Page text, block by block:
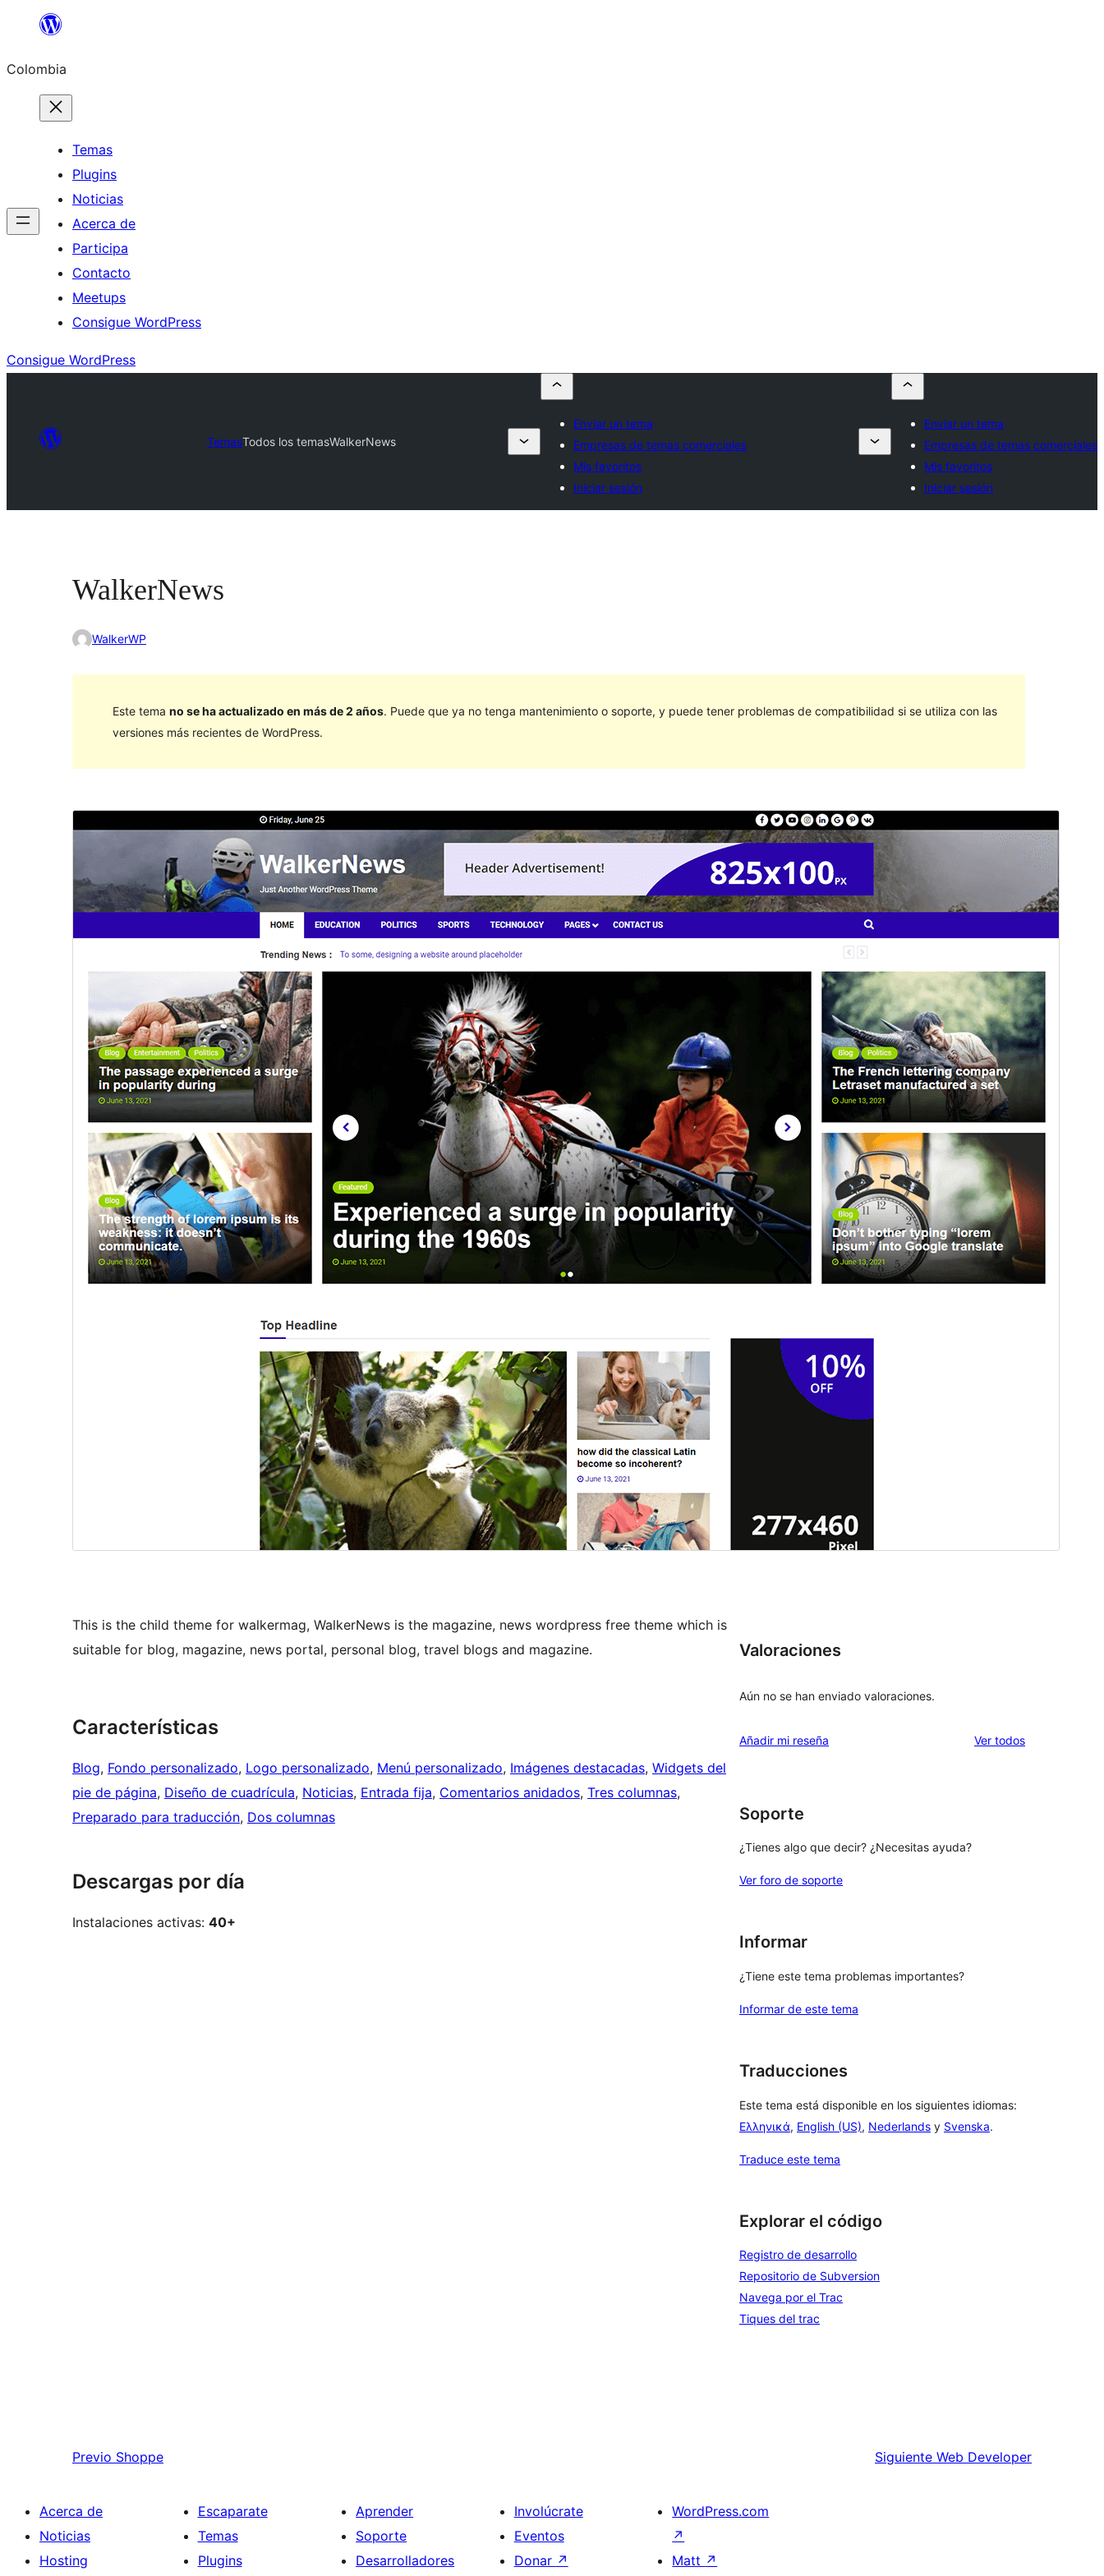
Saltar
contenido
Colombia
Temas
Plugins
Noticias
Acerca de
Participa
Contacto
Meetups
Consigue WordPress
Consigue WordPress
TemasTodos los temasWalkerNews
Enviar un tema
Empresas de temas comerciales
Mis favoritos
Iniciar sesión
Enviar un tema
Empresas de temas comerciales
Mis favoritos
Iniciar sesión
WalkerNews
WalkerWP
Este tema no se ha actualizado en más de 2 años. Puede que ya no tenga mantenimiento o soporte, y puede tener problemas de compatibilidad si se utiliza con las
versiones más recientes de WordPress.
Vista previaDescargar
Este es un tema hijo de WalkerMag
Última actualización
Instalaciones activas
40+
Página de inicio del tema
This is the child theme for walkermag, WalkerNews is the magazine, news wordpress free theme which is
suitable for blog, magazine, news portal, personal blog, travel blogs and magazine.
Características
Blog, Fondo personalizado, Logo personalizado, Menú personalizado, Imágenes destacadas, Widgets del
pie de página, Diseño de cuadrícula, Noticias, Entrada fija, Comentarios anidados, Tres columnas
Preparado para traducción, Dos columnas
Descargas por día
Instalaciones activas: 40+
Valoraciones
Aún no se han enviado valoraciones.
Añadir mi reseña Ver todoslos
Soporte
¿Tienes algo que decir? ¿Necesitas ayuda?
Ver foro de soporte
Informar
¿Tiene este tema problemas importantes?
Informar de este tema
Traducciones
Este tema está disponible en los siguientes idiomas:
Ελληνικά, English (US), Nederlands y Svenska.
Traduce este tema
Explorar el código
Registro de desarrollo
Repositorio de Subversion
Navega por el Trac
Tiques del trac
Previo Shoppe Siguiente Web Developer
Acerca de
Noticias
Hosting
Escaparate
Temas
Plugins
Aprender
Soporte
Desarrolladores
Involúcrate
Eventos
Donar ↗
WordPress.com
↗
Matt ↗